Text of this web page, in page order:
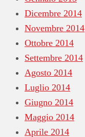
Dicembre 2014
Novembre 2014
Ottobre 2014
Settembre 2014
Agosto 2014
Luglio 2014
Giugno 2014
Maggio 2014
Aprile 2014